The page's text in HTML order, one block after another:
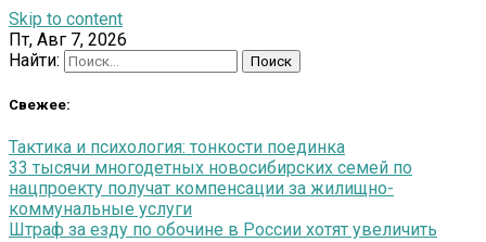
Skip to content
Пт, Авг 7, 2026
Найти:
Свежее:
Тактика и психология: тонкости поединка
33 тысячи многодетных новосибирских семей по
нацпроекту получат компенсации за жилищно-
коммунальные услуги
Штраф за езду по обочине в России хотят увеличить